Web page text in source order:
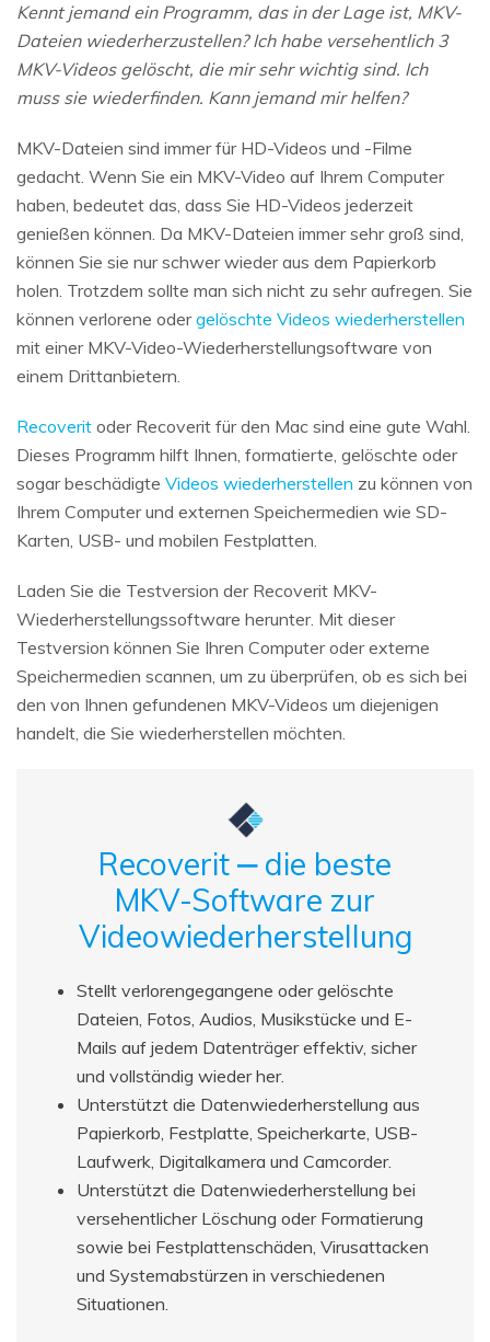
Kennt jemand ein Programm, das in der Lage ist, MKV-
Dateien wiederherzustellen? Ich habe versehentlich 3
MKV-Videos gelöscht, die mir sehr wichtig sind. Ich
muss sie wiederfinden. Kann jemand mir helfen?
MKV-Dateien sind immer für HD-Videos und -Filme
gedacht. Wenn Sie ein MKV-Video auf Ihrem Computer
haben, bedeutet das, dass Sie HD-Videos jederzeit
genießen können. Da MKV-Dateien immer sehr groß sind,
können Sie sie nur schwer wieder aus dem Papierkorb
holen. Trotzdem sollte man sich nicht zu sehr aufregen. Sie
können verlorene odergelöschte Videos wiederherstellen
mit einer MKV-Video-Wiederherstellungsoftware von
einem Drittanbietern.
Recoverit oder Recoverit für den Mac sind eine gute Wahl.
Dieses Programm hilft Ihnen, formatierte, gelöschte oder
sogar beschädigte Videos wiederherstellen zu können von
Ihrem Computer und externen Speichermedien wie SD-
Karten, USB- und mobilen Festplatten.
Laden Sie die Testversion der Recoverit MKV-
Wiederherstellungssoftware herunter. Mit dieser
Testversion können Sie Ihren Computer oder externe
Speichermedien scannen, um zu überprüfen, ob es sich bei
den von Ihnen gefundenen MKV-Videos um diejenigen
handelt, die Sie wiederherstellen möchten.
Recoverit ‒ die beste
MKV-Software zur
Videowiederherstellung
Stellt verlorengegangene oder gelöschte
Dateien, Fotos, Audios, Musikstücke und E-
Mails auf jedem Datenträger effektiv, sicher
und vollständig wieder her.
Unterstützt die Datenwiederherstellung aus
Papierkorb, Festplatte, Speicherkarte, USB-
Laufwerk, Digitalkamera und Camcorder.
Unterstützt die Datenwiederherstellung bei
versehentlicher Löschung oder Formatierung
sowie bei Festplattenschäden, Virusattacken
und Systemabstürzen in verschiedenen
Situationen.